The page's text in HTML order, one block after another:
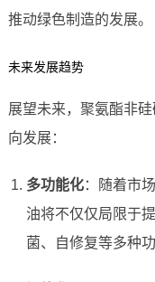
推动绿色制造的发展。
未来发展趋势
展望未来，聚氨酯非
向发展：
多功能化：随着市
油将不仅仅局限于
菌、自修复等多种